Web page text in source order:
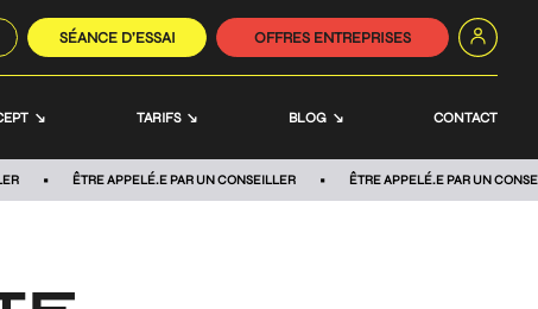
SÉANCE D’ESSAI OFFRES ENTREPRISES
TARIFS BLOG CONTACT
ÊTRE APPELÉ.E PAR UN CONSEILLER ÊTRE APPELÉ.E PAR UN